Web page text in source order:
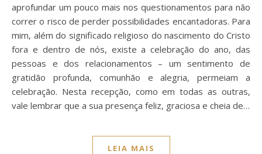
aprofundar um pouco mais nos questionamentos para não
correr o risco de perder possibilidades encantadoras. Para
mim, além do significado religioso do nascimento do Cristo
fora e dentro de nós, existe a celebração do ano, das
pessoas e dos relacionamentos – um sentimento de
gratidão profunda, comunhão e alegria, permeiam a
celebração. Nesta recepção, como em todas as outras,
vale lembrar que a sua presença feliz, graciosa e cheia de…
LEIA MAIS